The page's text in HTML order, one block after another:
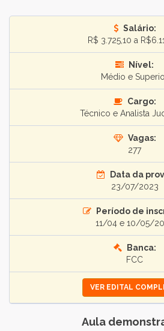
Salário:
R$ 3.725,10 a
Nível:
Médio e
Cargo:
Técnico e Analista
Vagas:
277
Data da
23/07/2023
Período de
11/04 e 10/05/
Banca:
FCC
VER EDITAL
Aula